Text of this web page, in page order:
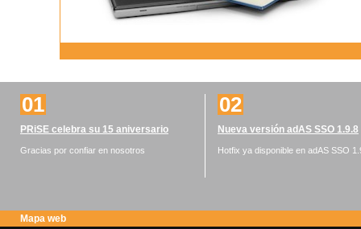
01
PRiSE celebra su 15 aniversario
Gracias por confiar en nosotros
02
Nueva versión adAS SSO 1.9.8
Hotfix ya disponible en adAS SSO
Mapa web